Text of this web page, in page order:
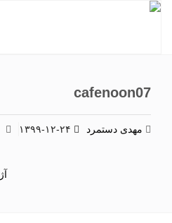
cafenoon07
مهدی دستمرد